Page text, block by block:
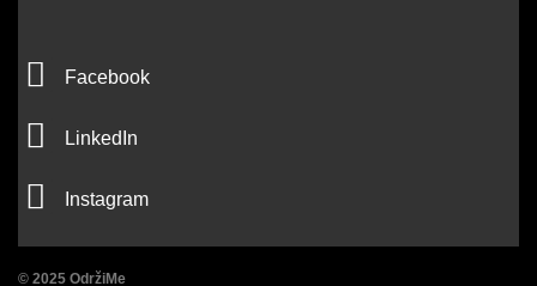
F
c
e
b
o
Facebook
L
n
k
e
LinkedIn
I
s
Instagram
© 2025 OdržiMe